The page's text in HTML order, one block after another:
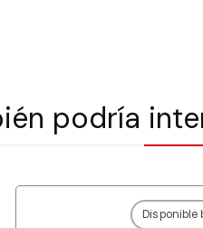
podría
Disponible